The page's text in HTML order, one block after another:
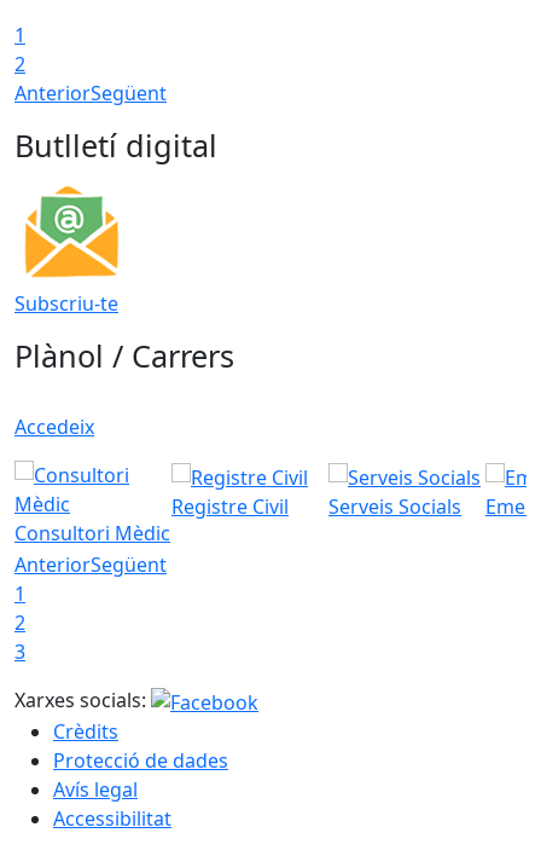
1
2
AnteriorSegüent
Butlletí digital
Subscriu-te
Plànol / Carrers
Accedeix
Consultori Mèdic
Registre Civil Serveis Socials
AnteriorSegüent
1
2
3
Xarxes socials:
Crèdits
Protecció de dades
Avís legal
Accessibilitat